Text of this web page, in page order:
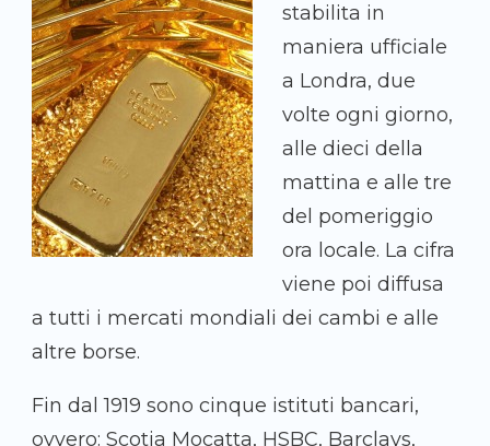
stabilita in
maniera ufficiale
a Londra, due
volte ogni giorno,
alle dieci della
mattina e alle tre
del pomeriggio
ora locale. La cifra
viene poi diffusa
a tutti i mercati mondiali dei cambi e alle
altre borse.
Fin dal 1919 sono cinque istituti bancari,
ovvero: Scotia Mocatta, HSBC, Barclays,